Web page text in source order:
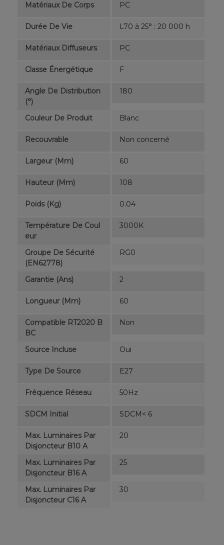
Matériaux De Corps PC
Durée De Vie L70 à 25° : 20 000 h
Matériaux Diffuseurs PC
Classe Énergétique F
Angle De Distribution
(°)
180
Couleur De Produit Blanc
Recouvrable Non concerné
Largeur (mm) 60
Hauteur (mm) 108
Poids (kg) 0.04
Température De Coul
Eur
3000K
Groupe De Sécurité
(EN62778)
RG0
Garantie (ans) 2
Longueur (mm) 60
Compatible RT2020 B
BC
Non
Source Incluse Oui
Type De Source E27
Fréquence Réseau 50Hz
SDCM Initial SDCM< 6
Max. Luminaires Par
Disjoncteur B10 A
20
Max. Luminaires Par
Disjoncteur B16 A
25
Max. Luminaires Par
Disjoncteur C16 A
30